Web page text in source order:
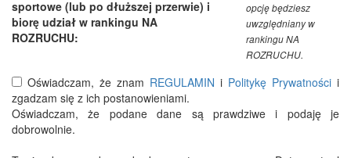
sportowe (lub po dłuższej przerwie) i
biorę udział w rankingu NA
ROZRUCHU:
opcję będziesz
uwzględniany w
rankingu NA
ROZRUCHU.
Oświadczam, że znam REGULAMIN i Politykę Prywatności i
zgadzam się z ich postanowieniami.
Oświadczam, że podane dane są prawdziwe i podaję je
dobrowolnie.